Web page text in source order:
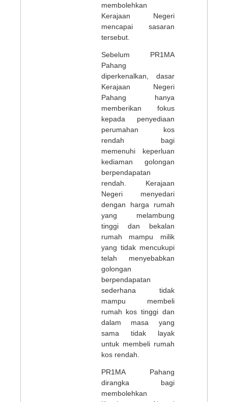
membolehkan
Kerajaan Negeri
mencapai sasaran
tersebut.
Sebelum PR1MA
Pahang
diperkenalkan, dasar
Kerajaan Negeri
Pahang hanya
memberikan fokus
kepada penyediaan
perumahan kos
rendah bagi
memenuhi keperluan
kediaman golongan
berpendapatan
rendah. Kerajaan
Negeri menyedari
dengan harga rumah
yang melambung
tinggi dan bekalan
rumah mampu milik
yang tidak mencukupi
telah menyebabkan
golongan
berpendapatan
sederhana tidak
mampu membeli
rumah kos tinggi dan
dalam masa yang
sama tidak layak
untuk membeli rumah
kos rendah.
PR1MA Pahang
dirangka bagi
membolehkan